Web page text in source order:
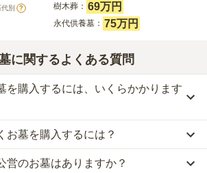
別 ? 樹木葬： 69万円
永代供養墓： 75万円
に関するよくある質問
を購入するには、いくらかかります
費用の目安は、一般墓が約202万円、樹木葬
約42万円、永代供養墓が約75万円です。
「永代使用料（土地代）」と「墓石代」の
お墓を購入するには？
価なお墓は、薬薗寺霊園の 永代供養墓
6
営のお墓はありますか？